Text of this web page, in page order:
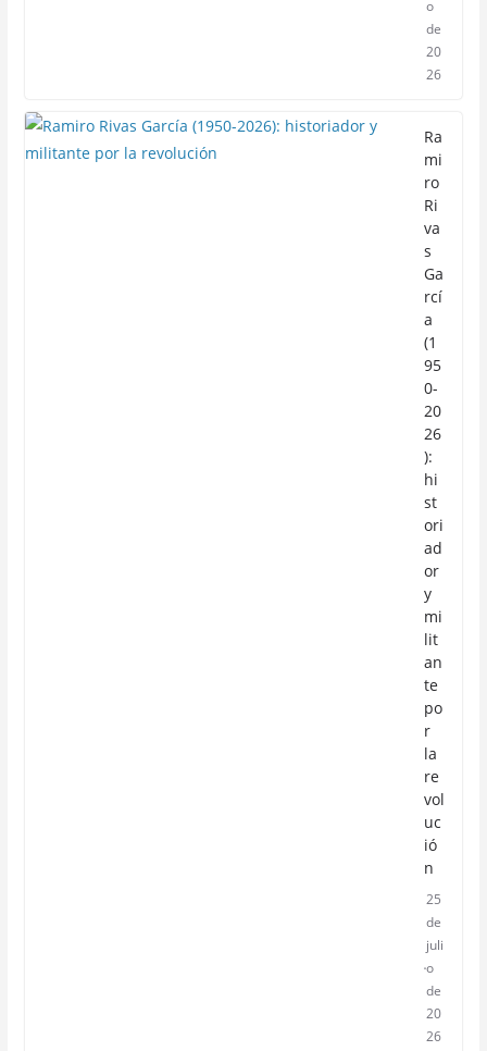
o
de
20
26
Ra
mi
ro
Ri
va
s
Ga
rcí
a
(1
95
0-
20
26
):
hi
st
ori
ad
or
y
mi
lit
an
te
po
r
la
re
vol
uc
ió
n
25
de
juli
o
de
20
26